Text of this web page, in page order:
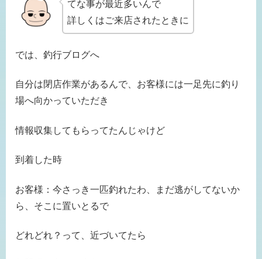
てな事が最近多いんで
詳しくはご来店されたときに
では、釣行ブログへ
自分は閉店作業があるんで、お客様には一足先に釣り
場へ向かっていただき
情報収集してもらってたんじゃけど
到着した時
お客様：今さっき一匹釣れたわ、まだ逃がしてないか
ら、そこに置いとるで
どれどれ？って、近づいてたら